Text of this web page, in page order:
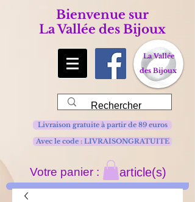
Bienvenue sur
La Vallée des Bijoux
La Vallée
des Bijoux
Avec le code : LIVRAISONGRATUITE
Livraison gratuite à partir de 89 euros
Votre panier : article(s)